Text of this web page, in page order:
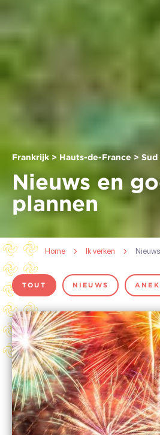
Frankrijk > Hauts-de-France > Sud
Nieuws en
plannen
Home Ik verken
TOUT NIEUWS